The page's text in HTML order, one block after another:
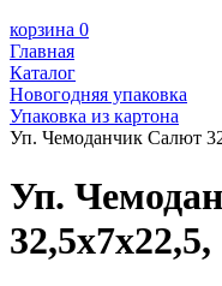
корзина 0
Главная
Каталог
Новогодняя упаковка
Упаковка из картона
Уп. Чемоданчик Салют
Уп.